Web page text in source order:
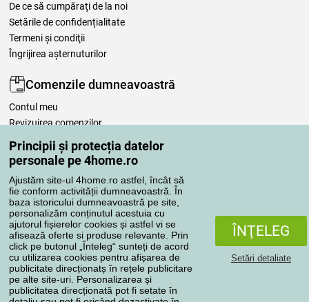
Principii și protecția datelor
personale pe 4home.ro
Ajustăm site-ul 4home.ro astfel, încât să
fie conform activității dumneavoastră. În
baza istoricului dumneavoastră pe site,
personalizăm conținutul acestuia cu
ajutorul fișierelor cookies și astfel vi se
afisează oferte si produse relevante. Prin
click pe butonul „Înteleg“ sunteți de acord
cu utilizarea cookies pentru afișarea de
publicitate direcționatș în rețele publicitare
pe alte site-uri. Personalizarea și
publicitatea direcționată pot fi setate în
ÎNŢELEG
Setări detaliate
De ce să cumpăraţi de la noi
Setările de confidențialitate
Termeni şi condiţii
Îngrijirea așternuturilor
Comenzile dumneavoastră
Contul meu
Revizuirea comenzilor
Reclamaţii
Retragere de la contract
Regulile de procesare a recenziilor
Metode de transport
Metode de plată